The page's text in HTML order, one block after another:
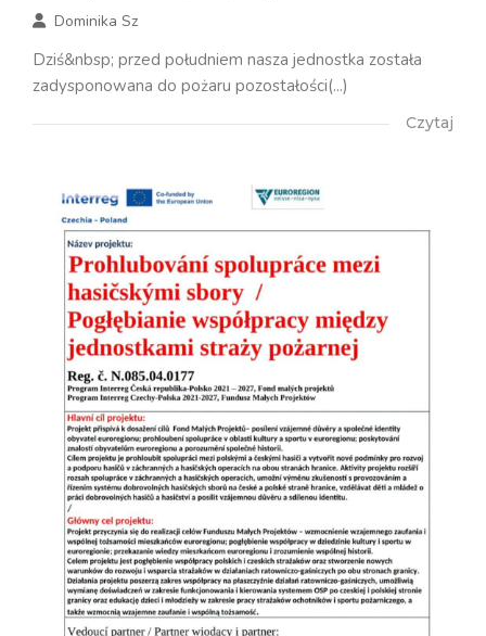
Dominika Sz
Dziś&nbsp; przed południem nasza jednostka została
zadysponowana do pożaru pozostałości(...)
Czytaj